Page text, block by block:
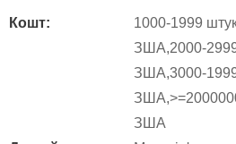
Кошт:
1000-1999
ЗША,2000-
ЗША,3000-
ЗША